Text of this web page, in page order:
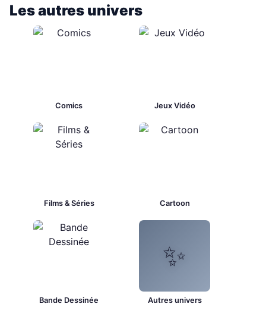
Les autres univers
Comics Jeux Vidéo
Films & Séries Cartoon
Bande Dessinée
✨
Autres univers